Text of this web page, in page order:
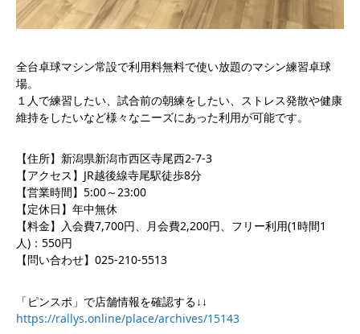
全台卓球マシン常設で利用料無料で使い放題のマシン練習卓球
場。
１人で練習したい、試合前の朝練をしたい、ストレス発散や健康
維持をしたいなど様々なニーズにあった利用が可能です。
【住所】新潟県新潟市西区寺尾西2-7-3
【アクセス】JR越後線寺尾駅徒歩8分
【営業時間】5:00～23:00
【定休日】年中無休
【料金】入会費7,700円、月会費2,200円、フリー利用(1時間1
人)：550円
【問い合わせ】025-210-5513
「ピンスポ」で店舗情報を確認する↓↓
https://rallys.online/place/archives/15143